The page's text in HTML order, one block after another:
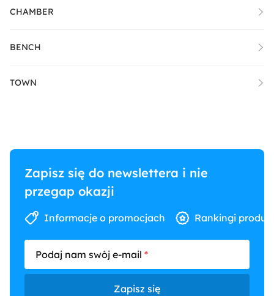
CHAMBER
BENCH
TOWN
Zapisz się do newslettera i nie
przegap okazji
Informacje o promocjach Rankingi
Podaj nam swój e-mail
Zapisz się